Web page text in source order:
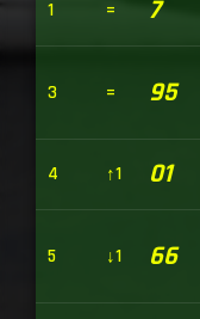
1 = 7
3 = 95
4 ↑1 01
5 ↓1 66